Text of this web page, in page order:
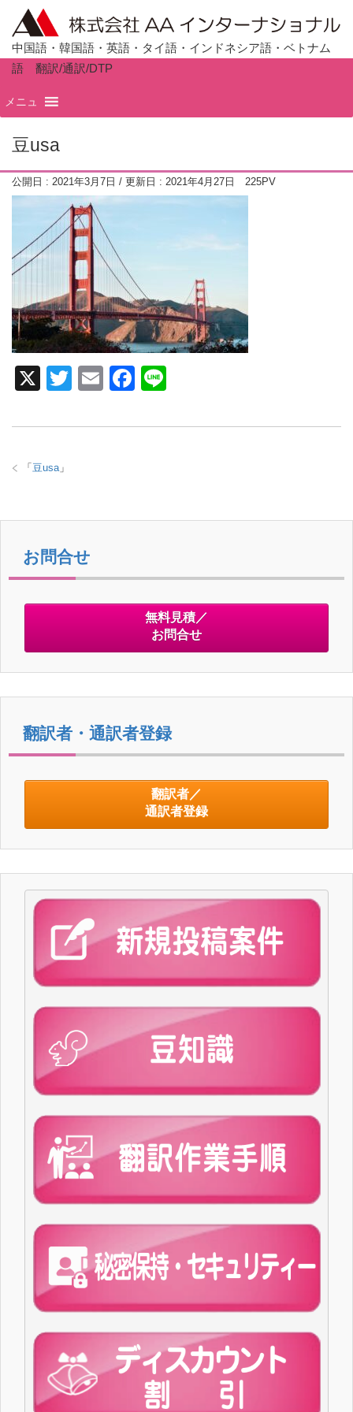
中国語・韓国語・英語・タイ語・インドネシア語・ベトナム
語 翻訳/通訳/DTP
メニュホームTOP
豆usa
公開日 : 2021年3月7日 / 更新日 : 2021年4月27日 225PV
X
T
tt
E
ail
F
c
o
e
「 豆usa」
お問合せ
無料見積／
お問合せ
翻訳者・通訳者登録
翻訳者／
通訳者登録